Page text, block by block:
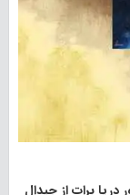
دریا برات از جیدال